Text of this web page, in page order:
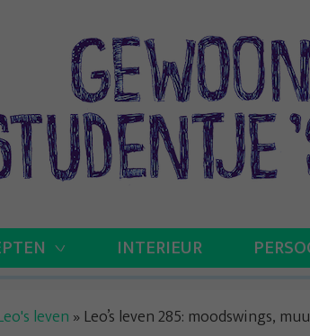
INTERIEUR
leven » Leo’s leven 285: moodswings,